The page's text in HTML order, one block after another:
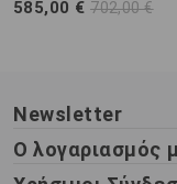
585,00 €702,00 €
Newsletter
Ο λογαριασμός